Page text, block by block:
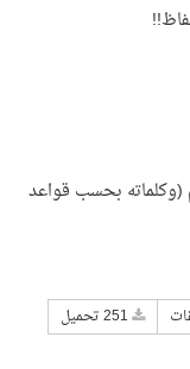
بحسب قواعد